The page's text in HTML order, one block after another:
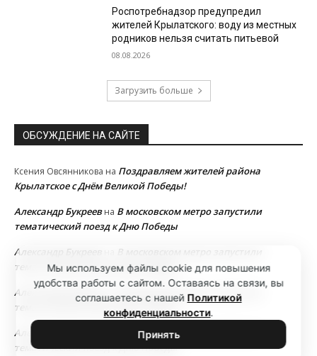
Роспотребнадзор предупредил
жителей Крылатского: воду из местных
родников нельзя считать питьевой
08.08.2026
Загрузить больше
ОБСУЖДЕНИЕ НА САЙТЕ
Ксения Овсянникова на Поздравляем жителей района
Крылатское с Днём Великой Победы!
Александр Букреевна В московском метро запустили
тематический поезд к Дню Победы
Александр Букреев
В московском метро запустили
тематический поезд к Дню Победы
Александр Букреев
В московском метро запустили
тематический поезд к Дню Победы
Александр Букреев
В московском метро запустили
тематический поезд к Дню Победы
Мы используем файлы cookie для повышения
удобства работы с сайтом. Оставаясь на связи, вы
соглашаетесь с нашей Политикой
конфиденциальности.
Принять